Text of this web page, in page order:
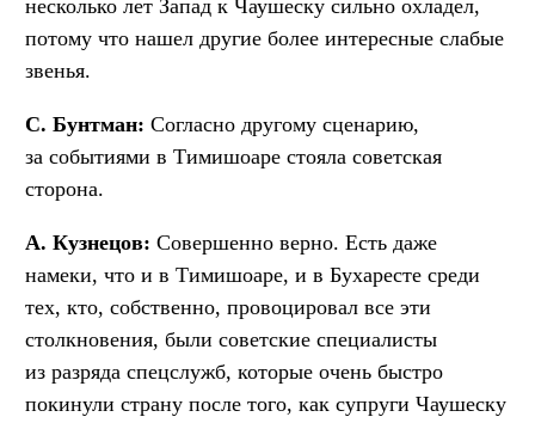
несколько лет Запад к Чаушеску сильно охладел,
потому что нашел другие более интересные слабые
звенья.
С. Бунтман: Согласно другому сценарию,
за событиями в Тимишоаре стояла советская
сторона.
А. Кузнецов: Совершенно верно. Есть даже
намеки, что и в Тимишоаре, и в Бухаресте среди
тех, кто, собственно, провоцировал все эти
столкновения, были советские специалисты
из разряда спецслужб, которые очень быстро
покинули страну после того, как супруги Чаушеску